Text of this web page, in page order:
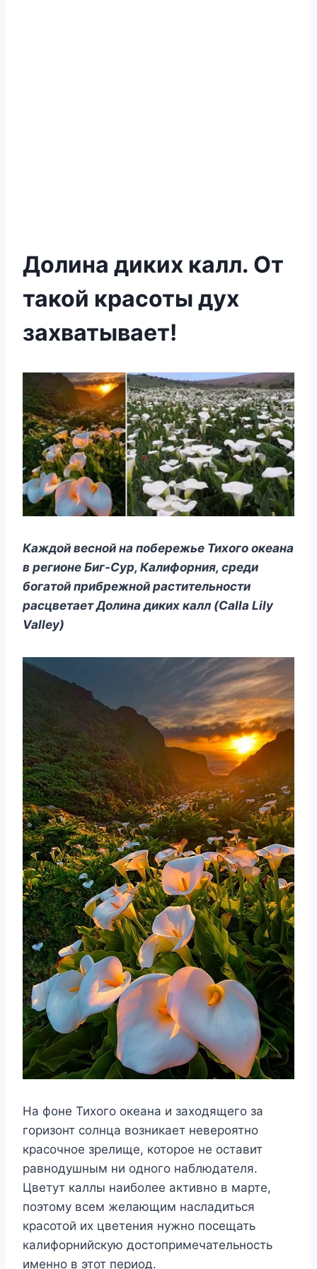
Долина диких калл. От
такой красоты дух
захватывает!
Каждой весной на побережье Тихого океана
в регионе Биг-Сур, Калифорния, среди
богатой прибрежной растительности
расцветает Долина диких калл (Calla Lily
Valley)
На фоне Тихого океана и заходящего за
горизонт солнца возникает невероятно
красочное зрелище, которое не оставит
равнодушным ни одного наблюдателя.
Цветут каллы наиболее активно в марте,
поэтому всем желающим насладиться
красотой их цветения нужно посещать
калифорнийскую достопримечательность
именно в этот период.